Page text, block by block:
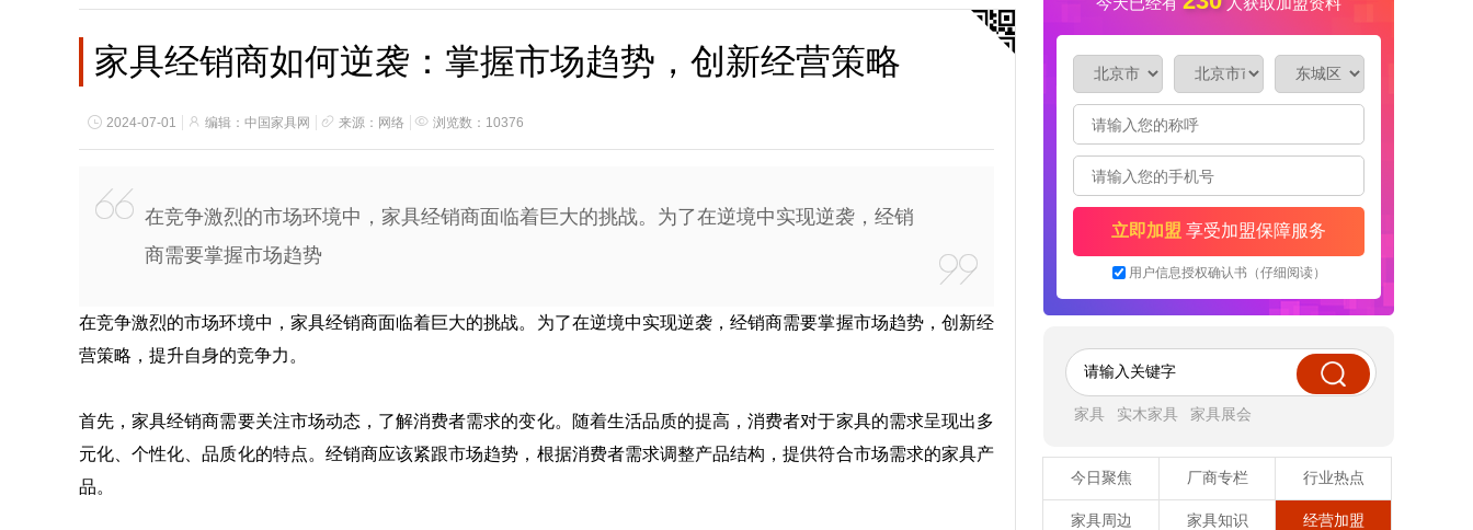
来自 山东-滨州 的 张女士 装修公司，找厂家合作
家合作。
来自 云南-昭通 的 穆先生 店面200多个平方，入
户门和室内门都有。想咨询考察看看有没有更适合
的品牌
来自 山东-临沂 的 王女士 想找厂家合作拿货
来自 河北-沧州 的 向 店面80多平米，之前做的别
的项目，现在想做木门，想找河北附近的品牌
来自 安徽-阜阳 的 赵兰辉 店面五六百平，做防盗
门和室内木门，找品牌代理。
来自 河北-沧州 的 李女士 店面80多平米，做的定
制+木门，想找附近的品牌咨询
来自 陕西-榆林 的 李润喜 店面六七十平米，不在
市场里，是街边门面，想找距离不太远的品牌
来自 山东-枣庄 的 常先生 做装修的，想找品牌合
作，可以上样
来自 辽宁-大连 的 屠女士 装修公司，现在有30几
个有点知名度的品牌，也不用一线品牌。对比期
来自 山东-青岛 的 翟先生 店面40多平米，想找个
品牌跟装饰公司合作
来自 山西-吕梁 的 任凯雄 想代理木门品牌，正在
对比期间。
来自 陕西-渭南 的 车涛涛 店面40平米，目前做的
钛镁合金门，想增加木门项目，找合适的品牌。手
机号是微信号
来自 河北-邢台 的 谢先生 店面200平米，新开
的，找有实力的一线品牌加盟
来自 河北-邢台 的 董先生 店面108平米，想找烤
漆免漆都有的木门品牌，最好是重庆的。手机号是
来自 新疆-伊犁 的 席女士 店面200平米，想增加
家具经销商如何逆袭：掌握市场趋势，创新经营策略
2024-07-01 编辑：中国家具网 来源：网络 浏览数：10376
在竞争激烈的市场环境中，家具经销商面临着巨大的挑战。为了在逆境中实现逆袭，经销
商需要掌握市场趋势
在竞争激烈的市场环境中，家具经销商面临着巨大的挑战。为了在逆境中实现逆袭，经销商需要掌握市场趋势，创新经
营策略，提升自身的竞争力。
首先，家具经销商需要关注市场动态，了解消费者需求的变化。随着生活品质的提高，消费者对于家具的需求呈现出多
元化、个性化、品质化的特点。经销商应该紧跟市场趋势，根据消费者需求调整产品结构，提供符合市场需求的家具产
品。
立即加盟 享受加盟保障服务
用户信息授权确认书（仔细阅读）
家具 实木家具 家具展会
今日聚焦 厂商专栏 行业热点
家具周边 家具知识 经营加盟